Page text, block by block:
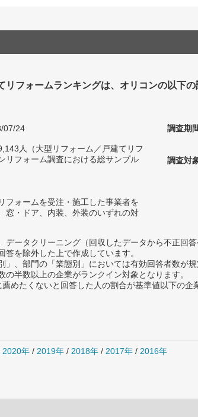
リフォームランキングは、オリコンの以下
07/24
人（大型リフォーム／戸建てリフ
リフォーム調査における総サンプル
フォームを受注・施工した事業者を
窓・ドア、内装、外装のいずれの対
調査期
調査対
ータクリーニング（回収したデータから不正回答
を除外した上で作成しています。
、部門の「業態別」においては有効回答者数が
半数以上の企業がランクイン対象となります。
めたくないと回答した人の割合が基準値以下の企
2020年 / 2019年 / 2018年 / 2017年 / 2016年